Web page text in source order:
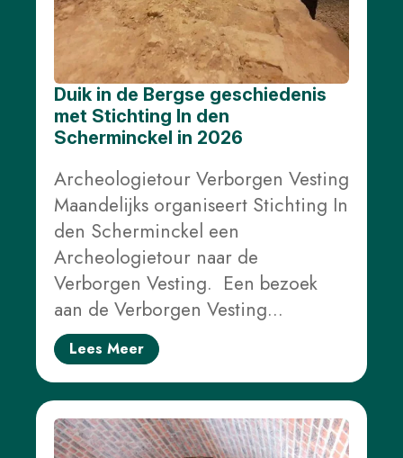
Duik in de Bergse geschiedenis
met Stichting In den
Scherminckel in 2026
Archeologietour Verborgen Vesting
Maandelijks organiseert Stichting In
den Scherminckel een
Archeologietour naar de
Verborgen Vesting. Een bezoek
aan de Verborgen Vesting…
Lees Meer